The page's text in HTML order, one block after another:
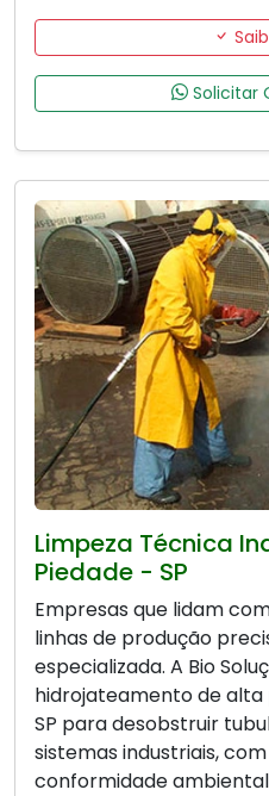
Solicitar
Limpeza Técnica
Piedade - SP
Empresas que lidam
linhas de produção
especializada. A Bio
hidrojateamento de alta
SP para desobstruir
sistemas industriais,
conformidade